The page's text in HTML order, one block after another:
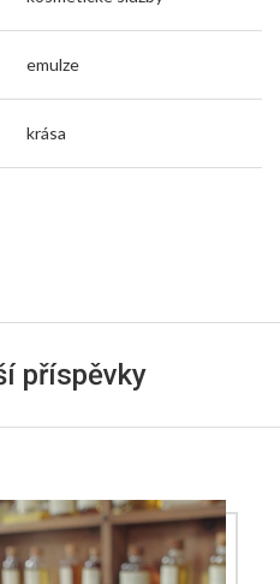
emulze
krása
příspěvky